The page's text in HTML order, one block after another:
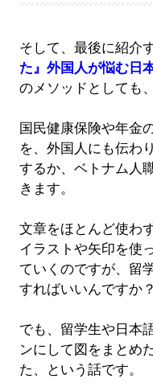
そして、最後に紹介
た』外国人が悩む日
のメソッドとしても
国民健康保険や年金
を、外国人にも伝わ
するか、ベトナム人
きます。
文章をほとんど使わ
イラストや矢印を使
ていくのですが、留
すればいいんですか
でも、留学生や日本
ンにして図をまとめ
た、という話です。